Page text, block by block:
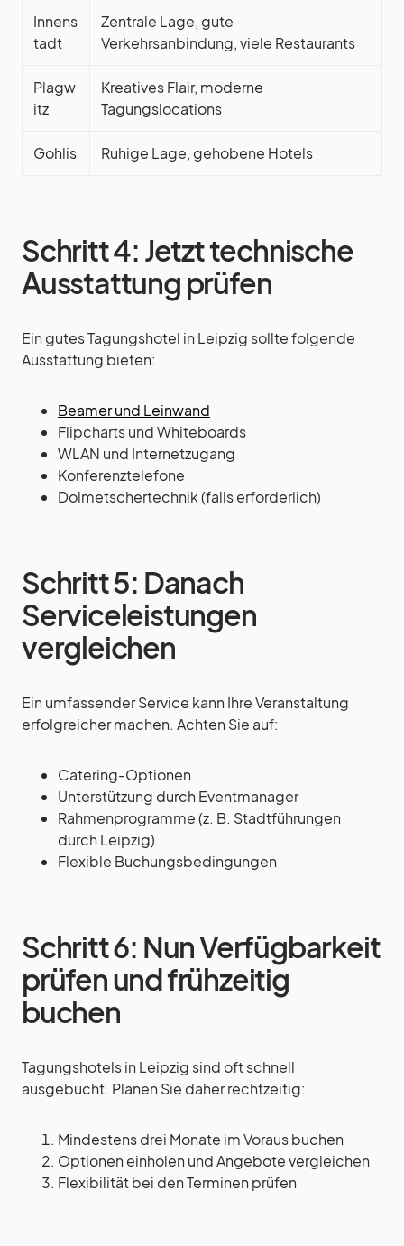
Innens
tadt
Zentrale Lage, gute
Verkehrsanbindung, viele Restaurants
Plagw
itz
Kreatives Flair, moderne
Tagungslocations
Gohlis Ruhige Lage, gehobene Hotels
Schritt 4: Jetzt technische
Ausstattung prüfen
Ein gutes Tagungshotel in Leipzig sollte folgende
Ausstattung bieten:
Beamer und Leinwand
Flipcharts und Whiteboards
WLAN und Internetzugang
Konferenztelefone
Dolmetschertechnik (falls erforderlich)
Schritt 5: Danach
Serviceleistungen
vergleichen
Ein umfassender Service kann Ihre Veranstaltung
erfolgreicher machen. Achten Sie auf:
Catering-Optionen
Unterstützung durch Eventmanager
Rahmenprogramme (z. B. Stadtführungen
durch Leipzig)
Flexible Buchungsbedingungen
Schritt 6: Nun Verfügbarkeit
prüfen und frühzeitig
buchen
Tagungshotels in Leipzig sind oft schnell
ausgebucht. Planen Sie daher rechtzeitig:
Mindestens drei Monate im Voraus buchen
Optionen einholen und Angebote vergleichen
Flexibilität bei den Terminen prüfen